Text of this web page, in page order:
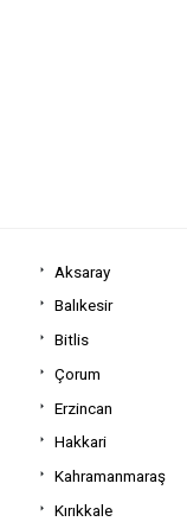
Aksaray
Balıkesir
Bitlis
Çorum
Erzincan
Hakkari
Kahramanmaraş
Kırıkkale